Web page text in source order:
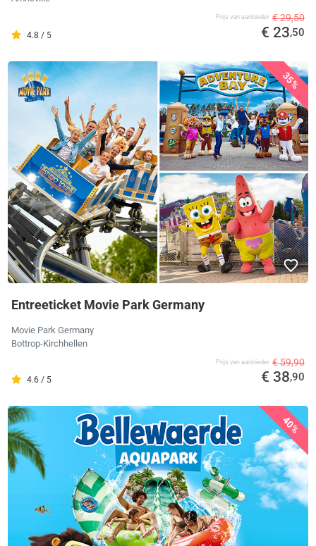
4.8 / 5
Prijs van aanbieder € 29,50
€ 23,50
35%
Entreeticket Movie Park Germany
Movie Park Germany
Bottrop-Kirchhellen
4.6 / 5
Prijs van aanbieder € 59,90
€ 38,90
40%